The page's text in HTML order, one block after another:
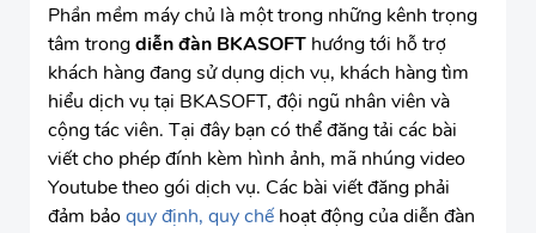
Phần mềm máy chủ là một trong những kênh trọng
tâm trongdiễn đàn BKASOFT hướng tới hỗ trợ
khách hàng đang sử dụng dịch vụ, khách hàng tìm
hiểu dịch vụ tại BKASOFT, đội ngũ nhân viên và
cộng tác viên. Tại đây bạn có thể đăng tải các bài
viết cho phép đính kèm hình ảnh, mã nhúng video
Youtube theo gói dịch vụ. Các bài viết đăng phải
đảm bảo quy định, quy chế hoạt động của diễn đàn